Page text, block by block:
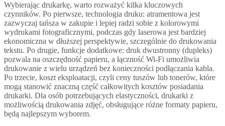
Wybierając drukarkę, warto rozważyć kilka kluczowych
czynników. Po pierwsze, technologia druku: atramentowa jest
zazwyczaj tańsza w zakupie i lepiej radzi sobie z kolorowymi
wydrukami fotograficznymi, podczas gdy laserowa jest bardziej
ekonomiczna w dłuższej perspektywie, szczególnie do drukowania
tekstu. Po drugie, funkcje dodatkowe: druk dwustronny (dupleks)
pozwala na oszczędność papieru, a łączność Wi-Fi umożliwia
drukowanie z wielu urządzeń bez konieczności podłączania kabla.
Po trzecie, koszt eksploatacji, czyli ceny tuszów lub tonerów, które
mogą stanowić znaczną część całkowitych kosztów posiadania
drukarki. Dla osób potrzebujących elastyczności, drukarki z
możliwością drukowania zdjęć, obsługujące różne formaty papieru,
będą najlepszym wyborem.